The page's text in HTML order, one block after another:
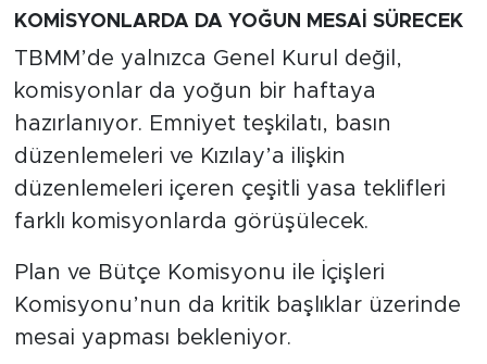
KOMİSYONLARDA DA YOĞUN MESAİ SÜRECEK
TBMM’de yalnızca Genel Kurul değil,
komisyonlar da yoğun bir haftaya
hazırlanıyor. Emniyet teşkilatı, basın
düzenlemeleri ve Kızılay’a ilişkin
düzenlemeleri içeren çeşitli yasa teklifleri
farklı komisyonlarda görüşülecek.
Plan ve Bütçe Komisyonu ile İçişleri
Komisyonu’nun da kritik başlıklar üzerinde
mesai yapması bekleniyor.